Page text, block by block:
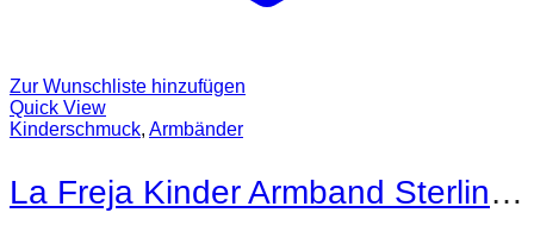
Zur Wunschliste hinzufügen
Quick View
Kinderschmuck, Armbänder
La Freja Kinder Armband Sterling Silber